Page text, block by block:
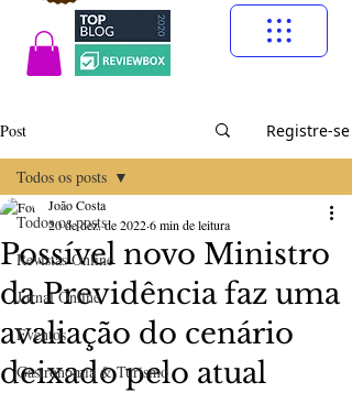
Post Registre-se
Todos os posts
Revistas Online
Jornal Online
Eventos
Gastronomia & Turismo
Todos os posts
Possível novo Ministro
da Previdência faz uma
avaliação do cenário
deixado pelo atual
João Costa
20 de dez. de 20226 min de leitura